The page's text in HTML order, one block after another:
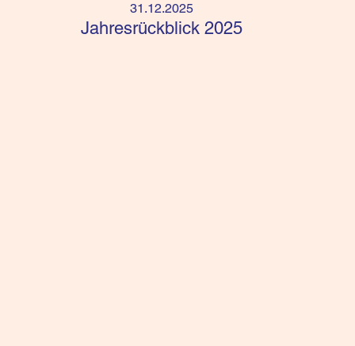
31.12.2025
Jahresrückblick 2025